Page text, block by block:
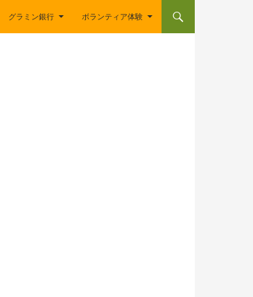
グラミン銀行 ボランティア体験